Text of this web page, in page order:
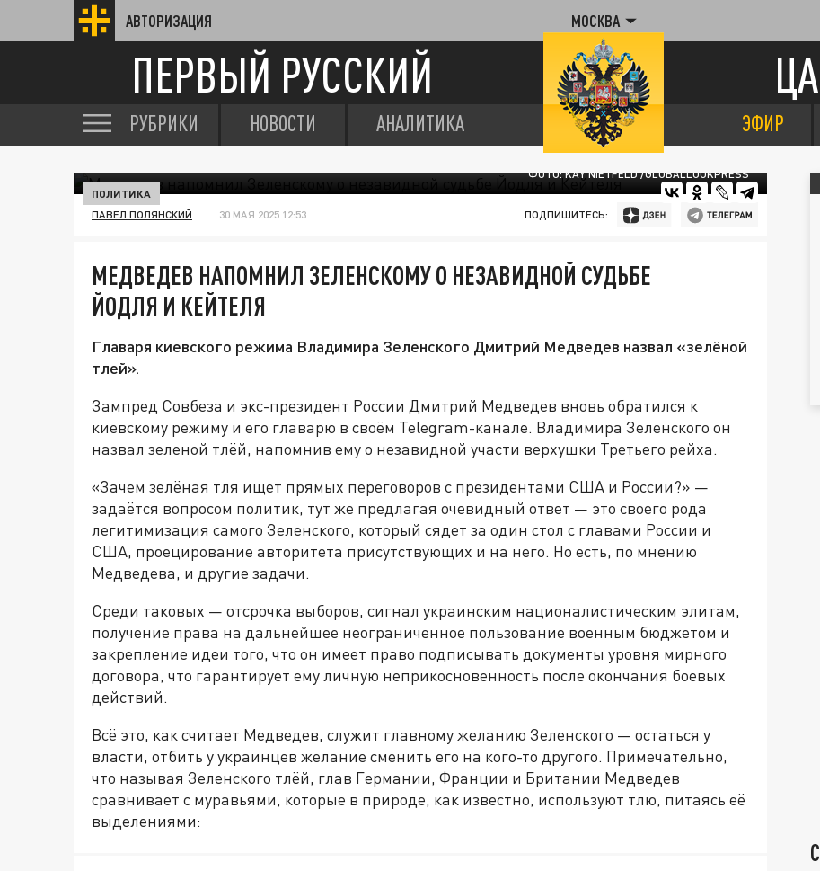
АВТОРИЗАЦИЯ МОСКВА
ПЕРВЫЙ РУССКИЙ
РУБРИКИ НОВОСТИ АНАЛИТИКА ЭФИР
ФОТО: KAY NIETFELD /GLOBALLOOKPRESS
ПОЛИТИКА
ПАВЕЛ ПОЛЯНСКИЙ 30 МАЯ 2025 12:53 ПОДПИШИТЕСЬ:
МЕДВЕДЕВ НАПОМНИЛ ЗЕЛЕНСКОМУ О НЕЗАВИДНОЙ СУДЬБЕ
ЙОДЛЯ И КЕЙТЕЛЯ
Главаря киевского режима Владимира Зеленского Дмитрий Медведев назвал «зелёной
тлей».
Зампред Совбеза и экс-президент России Дмитрий Медведев вновь обратился к
киевскому режиму и его главарю в своём Telegram-канале. Владимира Зеленского он
назвал зеленой тлёй, напомнив ему о незавидной участи верхушки Третьего рейха.
«Зачем зелёная тля ищет прямых переговоров с президентами США и России?» —
задаётся вопросом политик, тут же предлагая очевидный ответ — это своего рода
легитимизация самого Зеленского, который сядет за один стол с главами России и
США, проецирование авторитета присутствующих и на него. Но есть, по мнению
Медведева, и другие задачи.
Среди таковых — отсрочка выборов, сигнал украинским националистическим элитам,
получение права на дальнейшее неограниченное пользование военным бюджетом и
закрепление идеи того, что он имеет право подписывать документы уровня мирного
договора, что гарантирует ему личную неприкосновенность после окончания боевых
действий.
Всё это, как считает Медведев, служит главному желанию Зеленского — остаться у
власти, отбить у украинцев желание сменить его на кого-то другого. Примечательно,
что называя Зеленского тлёй, глав Германии, Франции и Британии Медведев
сравнивает с муравьями, которые в природе, как известно, используют тлю, питаясь её
выделениями: